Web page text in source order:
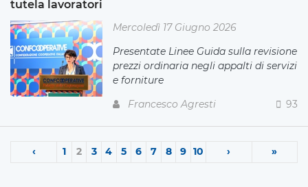
tutela lavoratori
Mercoledì 17 Giugno 2026
Presentate Linee Guida sulla revisione
prezzi ordinaria negli appalti di servizi
e forniture
Francesco Agresti
93
‹ 1 2 3 4 5 6 7 8 9 10 › »